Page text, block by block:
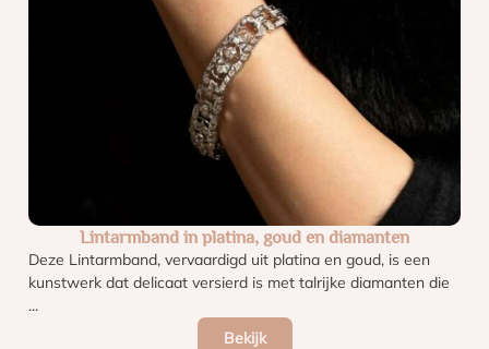
Lintarmband in platina, goud en diamanten
Deze Lintarmband, vervaardigd uit platina en goud, is een
kunstwerk dat delicaat versierd is met talrijke diamanten die
...
Bekijk